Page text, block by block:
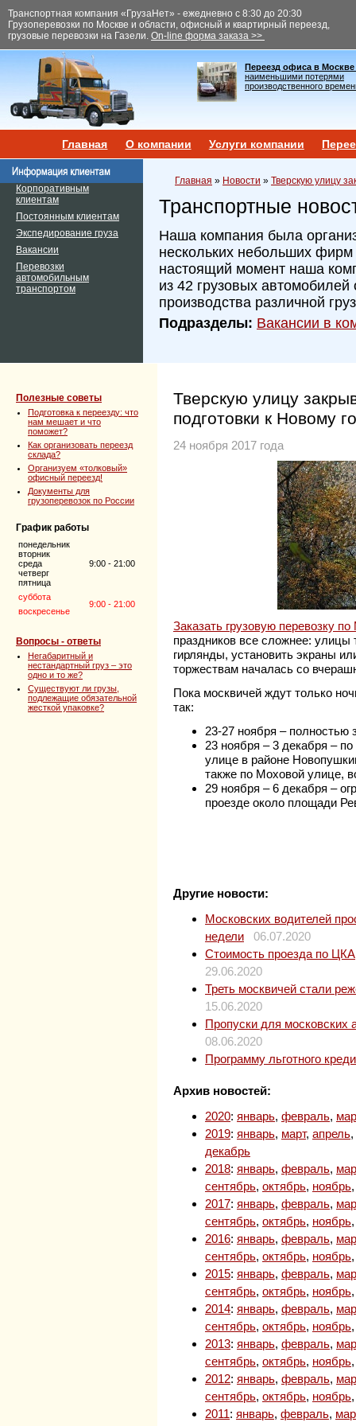
Транспортная компания «ГрузаНет» - ежедневно с 8:30 до 20:30
Грузоперевозки по Москве и области, офисный и квартирный переезд,
грузовые перевозки на Газели. On-line форма заказа >>
Переезд офиса в Москве
наименьшими потерями
производственного
Главная О компании Услуги компании
Корпоративным
клиентам
Постоянным клиентам
Экспедирование груза
Вакансии
Перевозки
автомобильным
транспортом
Главная » Новости » Тверскую улицу
Транспортные
Наша компания была
нескольких небольших фирм
настоящий момент наша
из 42 грузовых автомобилей
производства различной
Подразделы: Вакансии в
Полезные советы
Подготовка к переезду: что
нам мешает и что
поможет?
Как организовать переезд
склада?
Организуем «толковый»
офисный переезд!
Документы для
грузоперевозок по России
График работы
понедельник
вторник
среда
четверг
пятница
9:00 - 21:00
суббота
9:00 - 21:00
воскресенье
Вопросы - ответы
Негабаритный и
нестандартный груз – это
одно и то же?
Существуют ли грузы,
подлежащие обязательной
жесткой упаковке?
Тверскую улицу
подготовки к Новому
24 ноября 2017 года
Заказать грузовую перевозку
праздников все сложнее: улицы
гирлянды, установить экраны
торжествам началась со
Пока москвичей ждут только
так:
23-27 ноября – полностью
23 ноября – 3 декабря –
улице в районе
также по Моховой улице,
29 ноября – 6 декабря –
проезде около площади
Другие новости:
Московских водителей
недели
06.07.2020
Стоимость проезда по
29.06.2020
Треть москвичей стали
15.06.2020
Пропуски для московских
08.06.2020
Программу льготного
Архив новостей:
2020: январь, февраль,
2019: январь, март, апрель,
декабрь
2018: январь, февраль,
сентябрь, октябрь, ноябрь
2017: январь, февраль,
сентябрь, октябрь, ноябрь
2016: январь, февраль,
сентябрь, октябрь, ноябрь
2015: январь, февраль,
сентябрь, октябрь, ноябрь
2014: январь, февраль,
сентябрь, октябрь, ноябрь
2013: январь, февраль,
сентябрь, октябрь, ноябрь
2012: январь, февраль,
сентябрь, октябрь, ноябрь
2011: январь, февраль,